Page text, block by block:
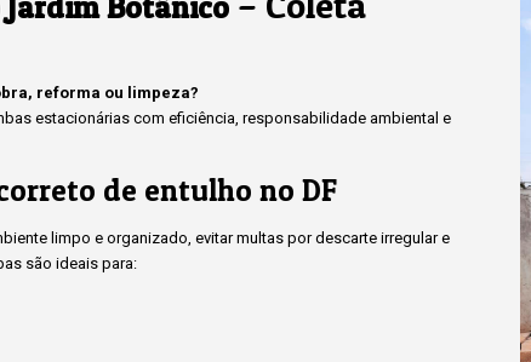
Botânico
reforma ou limpeza?
estacionárias com eficiência, responsabilidade ambiental e
de entulho no DF
limpo e organizado, evitar multas por descarte irregular e
são ideais para: